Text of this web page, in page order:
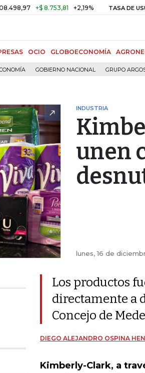
+$ 8.753,81 +2,19% TASA DE USURA
OCIO GLOBOECONOMÍA
GOBIERNO NACIONAL GRUPO
INDUSTRIA
unen
lunes, 16 de
Los productos
directamente a
Concejo de
DIEGO ALEJANDRO OSPINA
Kimberly-Clark, a